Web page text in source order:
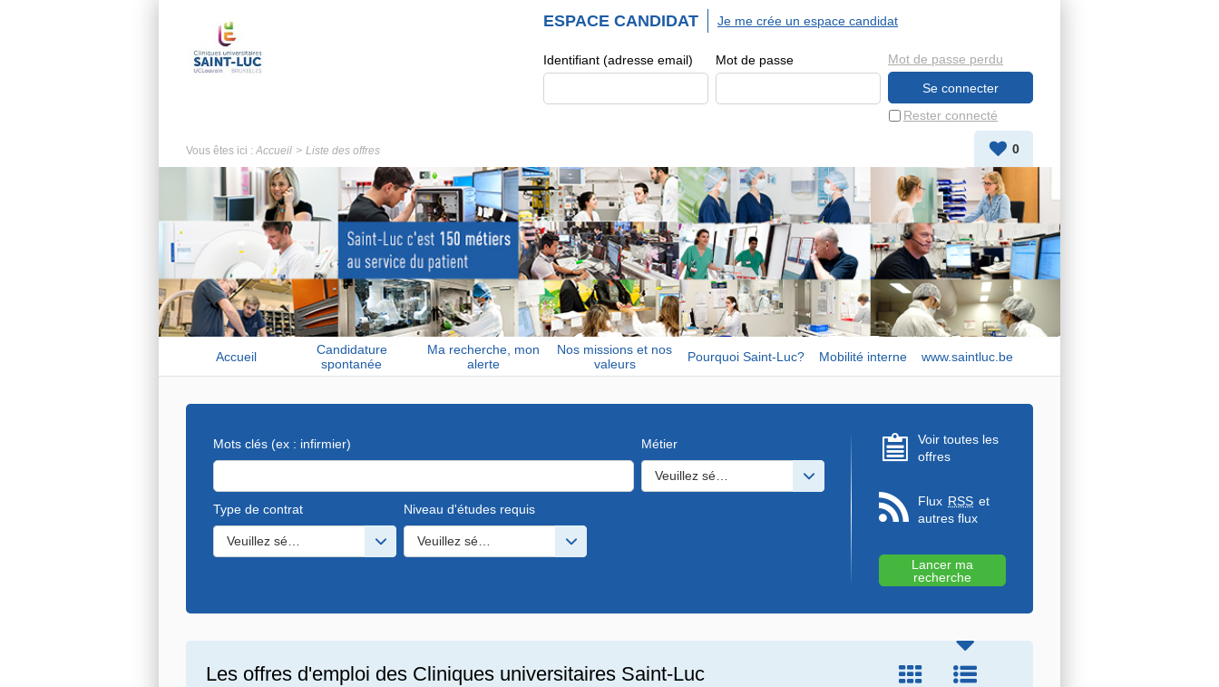
ESPACE CANDIDAT
Identifiant (adresse email) Mot de passe
Rester connecté
Mot de passe perdu
Je me crée un espace candidat
Vous êtes ici : Accueil Liste des offres 0
Accueil
Candidature
spontanée
Ma recherche, mon
alerte
Nos missions et nos
valeurs
Pourquoi Saint-Luc? Mobilité interne www.saintluc.be
Mots clés (ex : infirmier) Métier
Veuillez sélectionner une ou des valeurs
Type de contrat
Veuillez sélectionner une ou des valeurs
Niveau d'études requis
Veuillez sélectionner une ou des valeurs
Voir toutes les
offres
Flux RSS et
autres flux
Les offres d'emploi des Cliniques universitaires Saint-Luc